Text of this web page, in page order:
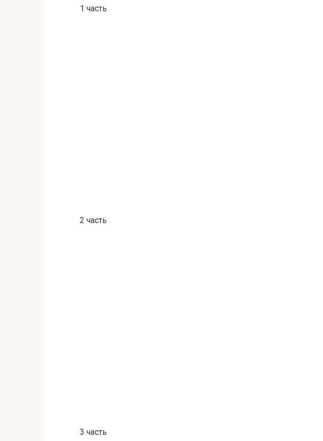
1 часть
2 часть
3 часть